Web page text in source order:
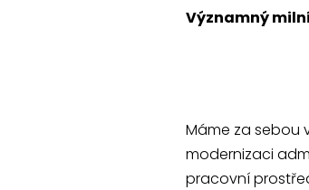
Významný
Máme za sebou
modernizaci
pracovní